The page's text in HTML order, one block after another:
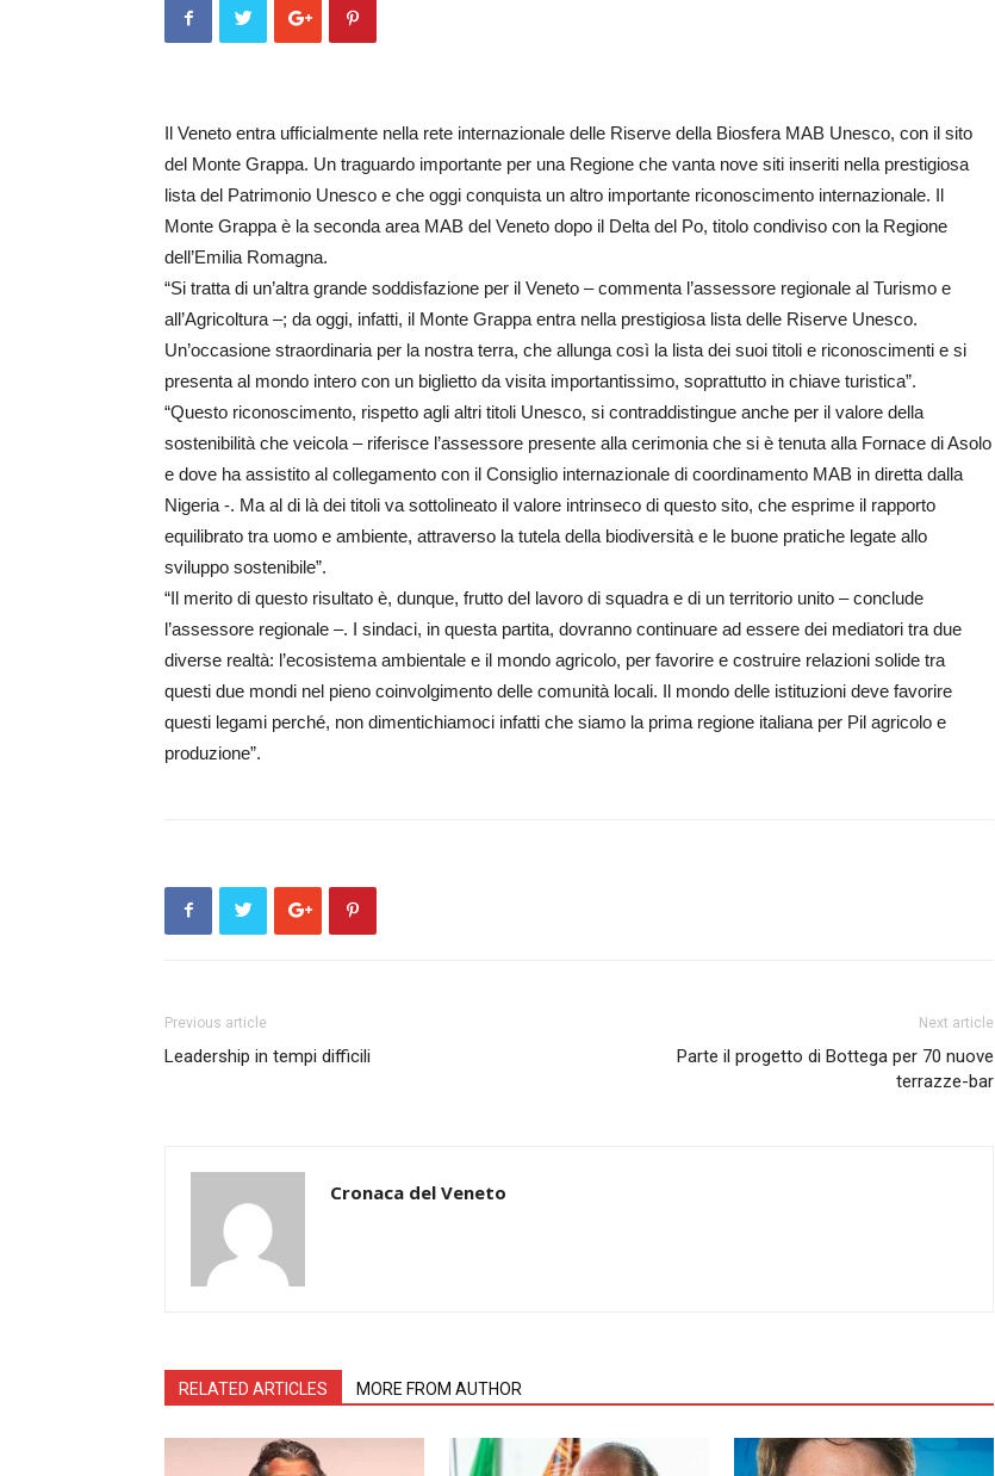
Il Veneto entra ufficialmente nella rete internazionale delle Riserve della Biosfera MAB Unesco, con il sito
del Monte Grappa. Un traguardo importante per una Regione che vanta nove siti inseriti nella prestigiosa
lista del Patrimonio Unesco e che oggi conquista un altro importante riconoscimento internazionale. Il
Monte Grappa è la seconda area MAB del Veneto dopo il Delta del Po, titolo condiviso con la Regione
dell’Emilia Romagna.
“Si tratta di un’altra grande soddisfazione per il Veneto – commenta l’assessore regionale al Turismo e
all’Agricoltura –; da oggi, infatti, il Monte Grappa entra nella prestigiosa lista delle Riserve Unesco.
Un’occasione straordinaria per la nostra terra, che allunga così la lista dei suoi titoli e riconoscimenti e si
presenta al mondo intero con un biglietto da visita importantissimo, soprattutto in chiave turistica”.
“Questo riconoscimento, rispetto agli altri titoli Unesco, si contraddistingue anche per il valore della
sostenibilità che veicola – riferisce l’assessore presente alla cerimonia che si è tenuta alla Fornace di Asolo
e dove ha assistito al collegamento con il Consiglio internazionale di coordinamento MAB in diretta dalla
Nigeria -. Ma al di là dei titoli va sottolineato il valore intrinseco di questo sito, che esprime il rapporto
equilibrato tra uomo e ambiente, attraverso la tutela della biodiversità e le buone pratiche legate allo
sviluppo sostenibile”.
“Il merito di questo risultato è, dunque, frutto del lavoro di squadra e di un territorio unito – conclude
l’assessore regionale –. I sindaci, in questa partita, dovranno continuare ad essere dei mediatori tra due
diverse realtà: l’ecosistema ambientale e il mondo agricolo, per favorire e costruire relazioni solide tra
questi due mondi nel pieno coinvolgimento delle comunità locali. Il mondo delle istituzioni deve favorire
questi legami perché, non dimentichiamoci infatti che siamo la prima regione italiana per Pil agricolo e
produzione”.
Previous article
Leadership in tempi difficili
Next article
Parte il progetto di Bottega per 70 nuove
terrazze-bar
Cronaca del Veneto
RELATED ARTICLES MORE FROM AUTHOR